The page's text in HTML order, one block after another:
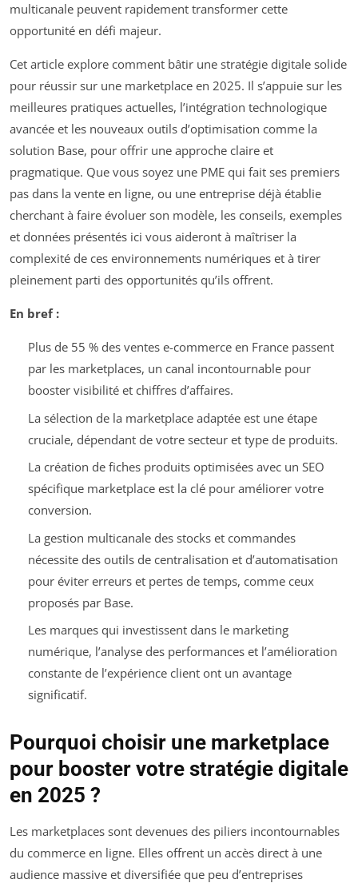
multicanale peuvent rapidement transformer cette
opportunité en défi majeur.
Cet article explore comment bâtir une stratégie digitale solide
pour réussir sur une marketplace en 2025. Il s’appuie sur les
meilleures pratiques actuelles, l’intégration technologique
avancée et les nouveaux outils d’optimisation comme la
solution Base, pour offrir une approche claire et
pragmatique. Que vous soyez une PME qui fait ses premiers
pas dans la vente en ligne, ou une entreprise déjà établie
cherchant à faire évoluer son modèle, les conseils, exemples
et données présentés ici vous aideront à maîtriser la
complexité de ces environnements numériques et à tirer
pleinement parti des opportunités qu’ils offrent.
En bref :
Plus de 55 % des ventes e-commerce en France passent
par les marketplaces, un canal incontournable pour
booster visibilité et chiffres d’affaires.
La sélection de la marketplace adaptée est une étape
cruciale, dépendant de votre secteur et type de produits.
La création de fiches produits optimisées avec un SEO
spécifique marketplace est la clé pour améliorer votre
conversion.
La gestion multicanale des stocks et commandes
nécessite des outils de centralisation et d’automatisation
pour éviter erreurs et pertes de temps, comme ceux
proposés par Base.
Les marques qui investissent dans le marketing
numérique, l’analyse des performances et l’amélioration
constante de l’expérience client ont un avantage
significatif.
Pourquoi choisir une marketplace
pour booster votre stratégie digitale
en 2025 ?
Les marketplaces sont devenues des piliers incontournables
du commerce en ligne. Elles offrent un accès direct à une
audience massive et diversifiée que peu d’entreprises